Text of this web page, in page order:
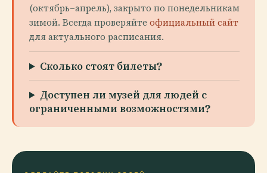
(октябрь–апрель), закрыто по понедельникам
зимой. Всегда проверяйте официальный сайт
для актуального расписания.
Сколько стоят билеты?
Доступен ли музей для людей с
ограниченными возможностями?